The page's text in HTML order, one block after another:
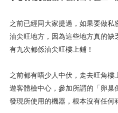
之前已經同大家提過，如果要做
油尖旺地方，因為這些地方真的
有九次都係油尖旺樓上鋪！
之前都有唔少人中伏，走去旺角
遊客體檢中心，參加所謂的「卵
發現所使用的機器，根本沒有任何